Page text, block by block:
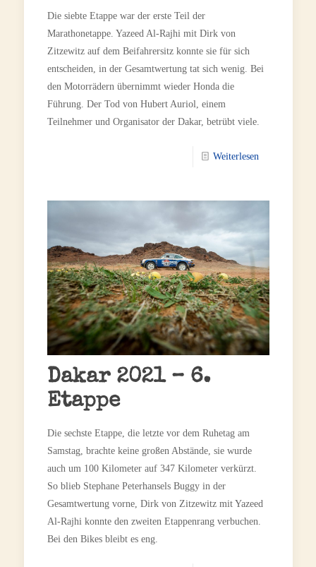
Die siebte Etappe war der erste Teil der
Marathonetappe. Yazeed Al-Rajhi mit Dirk von
Zitzewitz auf dem Beifahrersitz konnte sie für sich
entscheiden, in der Gesamtwertung tat sich wenig. Bei
den Motorrädern übernimmt wieder Honda die
Führung. Der Tod von Hubert Auriol, einem
Teilnehmer und Organisator der Dakar, betrübt viele.
Weiterlesen
Dakar 2021 – 6.
Etappe
Die sechste Etappe, die letzte vor dem Ruhetag am
Samstag, brachte keine großen Abstände, sie wurde
auch um 100 Kilometer auf 347 Kilometer verkürzt.
So blieb Stephane Peterhansels Buggy in der
Gesamtwertung vorne, Dirk von Zitzewitz mit Yazeed
Al-Rajhi konnte den zweiten Etappenrang verbuchen.
Bei den Bikes bleibt es eng.